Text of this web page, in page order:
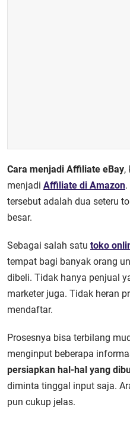
Cara menjadi Affiliate eBay,
menjadi Affiliate di Amazon
tersebut adalah dua seteru
besar.
Sebagai salah satu toko
tempat bagi banyak orang
dibeli. Tidak hanya penjual
marketer juga. Tidak heran
mendaftar.
Prosesnya bisa terbilang
menginput beberapa
persiapkan hal-hal yang
diminta tinggal input saja.
pun cukup jelas.